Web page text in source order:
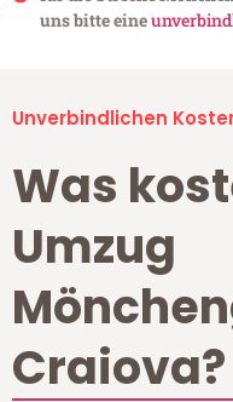
uns bitte eine
Unverbindlichen
Was
Umzug
Craiova?